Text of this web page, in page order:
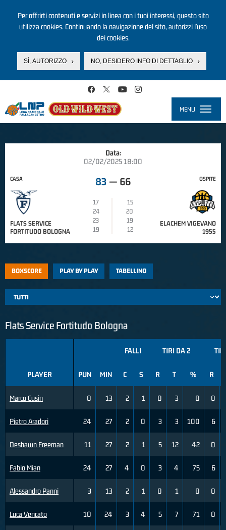
Per offrirti contenuti e servizi in linea con i tuoi interessi, questo sito
utilizza cookies. Continuando la navigazione del sito, autorizzi l’uso
dei cookies.
SÌ, AUTORIZZO NO, DESIDERO INFO DI DETTAGLIO
MENU
Data:
02/02/2025 18:00
CASA
FLATS SERVICE
FORTITUDO BOLOGNA
83 — 66
17
15
24
20
23
19
19
12
OSPITE
ELACHEM VIGEVANO
1955
BOXSCORE PLAY BY PLAY TABELLINO
Flats Service Fortitudo Bologna
PLAYER
Marco Cusin
Pietro Aradori
Deshawn Freeman
Fabio Mian
Alessandro Panni
Luca Vencato
FALLI TIRI DA 2
PUN MIN C S R T % R
0 13 2 1 0 3 0 0
24 27 2 0 3 3 100 6
11 27 2 1 5 12 42 0
24 27 4 0 3 4 75 6
3 13 2 1 0 1 0 0
10 24 3 4 5 7 71 0